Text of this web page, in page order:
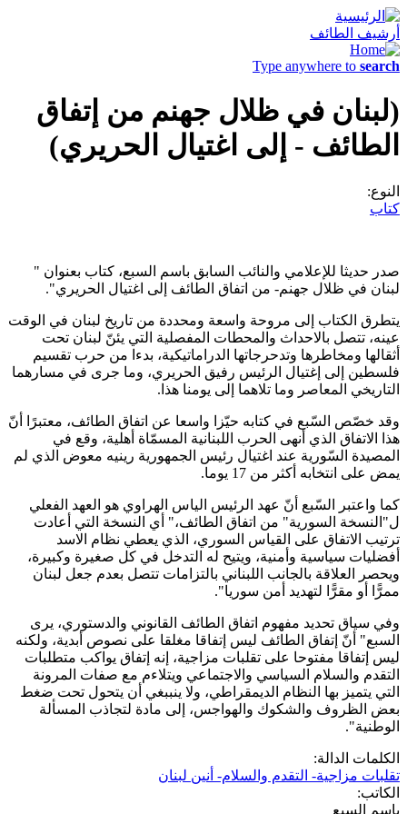
أرشيف الطائف
Type anywhere to search
(لبنان في ظلال جهنم من إتفاق
الطائف - إلى اغتيال الحريري)
النوع:
كتاب
صدر حديثا للإعلامي والنائب السابق باسم السبع، كتاب بعنوان "
لبنان في ظلال جهنم- من اتفاق الطائف إلى اغتيال الحريري".
يتطرق الكتاب إلى مروحة واسعة ومحددة من تاريخ لبنان في الوقت
عينه، تتصل بالاحداث والمحطات المفصلية التي يئنّ لبنان تحت
أثقالها ومخاطرها وتدحرجاتها الدراماتيكية، بدءا من حرب تقسيم
فلسطين إلى إغتيال الرئيس رفيق الحريري، وما جرى في مسارهما
التاريخي المعاصر وما تلاهما إلى يومنا هذا.
وقد خصّص السّبع في كتابه حيّزا واسعا عن اتفاق الطائف، معتبرًا أنّ
هذا الاتفاق الذي أنهى الحرب اللبنانية المسمّاة أهلية، وقع في
المصيدة السّورية عند اغتيال رئيس الجمهورية رينيه معوض الذي لم
يمض على انتخابه أكثر من 17 يوما.
كما واعتبر السّبع أنّ عهد الرئيس الياس الهراوي هو العهد الفعلي
ل"النسخة السورية" من اتفاق الطائف،" أي النسخة التي أعادت
ترتيب الاتفاق على القياس السوري، الذي يعطي نظام الاسد
أفضليات سياسية وأمنية، ويتيح له التدخل في كل صغيرة وكبيرة،
ويحصر العلاقة بالجانب اللبناني بالتزامات تتصل بعدم جعل لبنان
ممرًّا أو مقرًّا لتهديد أمن سوريا".
وفي سياق تحديد مفهوم اتفاق الطائف القانوني والدستوري، يرى
السبع" أنّ إتفاق الطائف ليس إتفاقا مغلقا على نصوص أبدية، ولكنه
ليس إتفاقا مفتوحا على تقلبات مزاجية، إنه إتفاق يواكب متطلبات
التقدم والسلام السياسي والاجتماعي ويتلاءم مع صفات المرونة
التي يتميز بها النظام الديمقراطي، ولا ينببغي أن يتحول تحت ضغط
بعض الظروف والشكوك والهواجس، إلى مادة لتجاذب المسألة
الوطنية".
الكلمات الدالة:
تقلبات مزاجية- التقدم والسلام- أنين لبنان
الكاتب:
باسم السبع